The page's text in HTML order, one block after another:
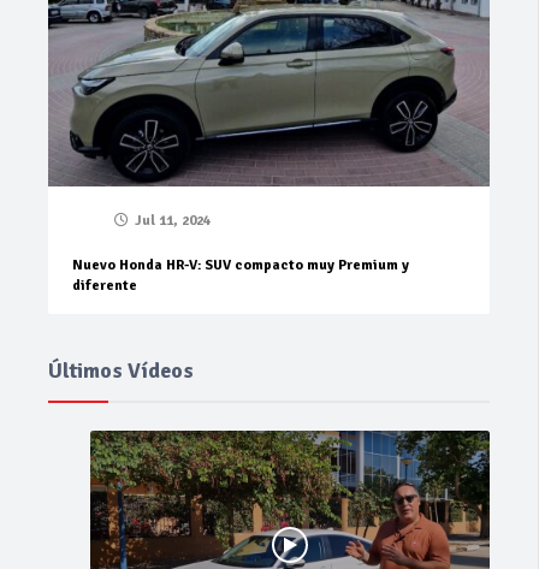
Jul 11, 2024
Nuevo Honda HR-V: SUV compacto muy Premium y
diferente
Últimos Vídeos